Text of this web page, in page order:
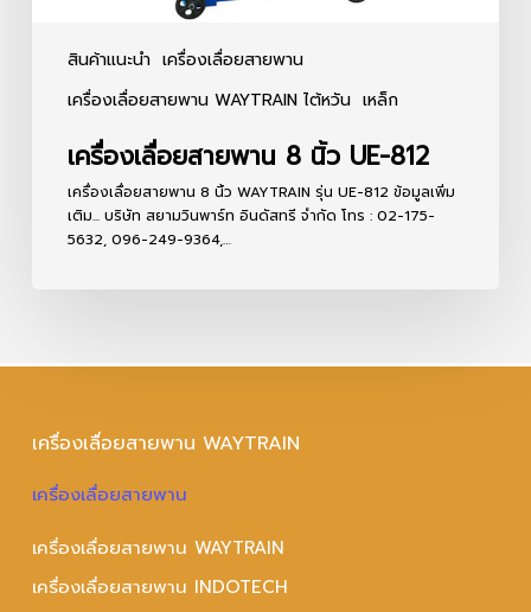
สินค้าแนะนำ เครื่องเลื่อยสายพาน
เครื่องเลื่อยสายพาน WAYTRAIN ไต้หวัน เหล็ก
เครื่องเลื่อยสายพาน 8 นิ้ว UE-812
เครื่องเลื่อยสายพาน 8 นิ้ว WAYTRAIN รุ่น UE-812 ข้อมูลเพิ่ม
เติม... บริษัท สยามวินพาร์ท อินดัสทรี จำกัด โทร : 02-175-
5632, 096-249-9364,…
เครื่องเลื่อยสายพาน WAYTRAIN
เครื่องเลื่อยสายพาน
เครื่องเลื่อยสายพาน WAYTRAIN
เครื่องเลื่อยสายพาน INDOTECH